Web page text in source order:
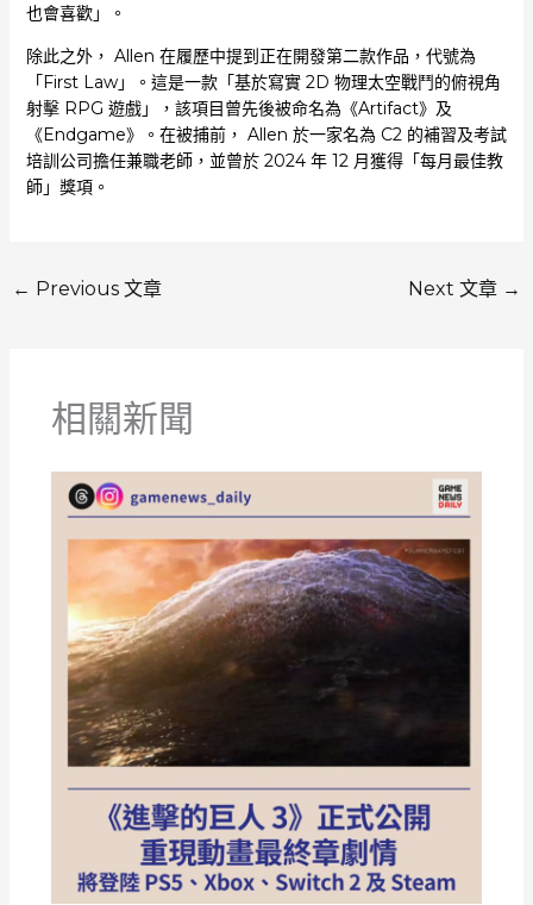
也會喜歡」。
除此之外， Allen 在履歷中提到正在開發第二款作品，代號為
「First Law」。這是一款「基於寫實 2D 物理太空戰鬥的俯視角
射擊 RPG 遊戲」，該項目曾先後被命名為《Artifact》及
《Endgame》。在被捕前， Allen 於一家名為 C2 的補習及考試
培訓公司擔任兼職老師，並曾於 2024 年 12 月獲得「每月最佳教
師」獎項。
← Previous 文章 Next 文章 →
相關新聞